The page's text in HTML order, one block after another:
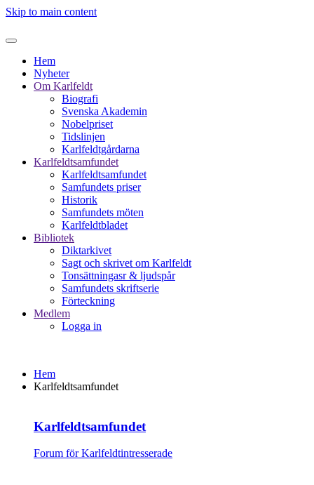
Skip to main content
Hem
Nyheter
Om Karlfeldt
Biografi
Svenska Akademin
Nobelpriset
Tidslinjen
Karlfeldtgårdarna
Karlfeldtsamfundet
Karlfeldtsamfundet
Samfundets priser
Historik
Samfundets möten
Karlfeldtbladet
Bibliotek
Diktarkivet
Sagt och skrivet om Karlfeldt
Tonsättningasr & ljudspår
Samfundets skriftserie
Förteckning
Medlem
Logga in
Hem
Karlfeldtsamfundet
Karlfeldtsamfundet
Forum för Karlfeldtintresserade